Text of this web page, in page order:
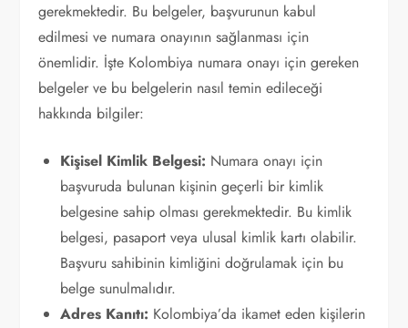
gerekmektedir. Bu belgeler, başvurunun kabul
edilmesi ve numara onayının sağlanması için
önemlidir. İşte Kolombiya numara onayı için gereken
belgeler ve bu belgelerin nasıl temin edileceği
hakkında bilgiler:
Kişisel Kimlik Belgesi: Numara onayı için
başvuruda bulunan kişinin geçerli bir kimlik
belgesine sahip olması gerekmektedir. Bu kimlik
belgesi, pasaport veya ulusal kimlik kartı olabilir.
Başvuru sahibinin kimliğini doğrulamak için bu
belge sunulmalıdır.
Adres Kanıtı: Kolombiya’da ikamet eden kişilerin